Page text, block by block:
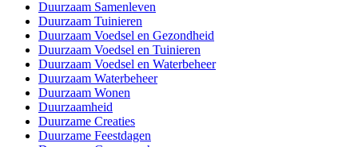
Duurzaam Samenleven
Duurzaam Tuinieren
Duurzaam Voedsel en Gezondheid
Duurzaam Voedsel en Tuinieren
Duurzaam Voedsel en Waterbeheer
Duurzaam Waterbeheer
Duurzaam Wonen
Duurzaamheid
Duurzame Creaties
Duurzame Feestdagen